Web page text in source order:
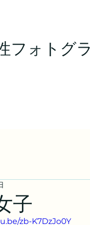
フォトグ
子
zb-K7DzJo0Y